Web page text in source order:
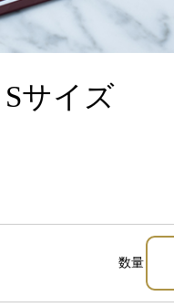
サイズ
数量